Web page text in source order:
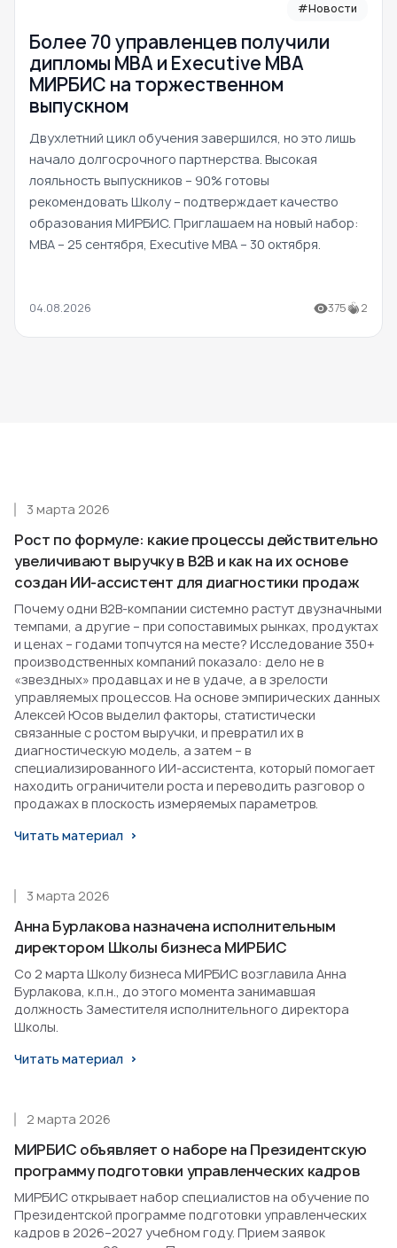
#Новости
Более 70 управленцев получили
дипломы MBA и Executive MBA
МИРБИС на торжественном
выпускном
Двухлетний цикл обучения завершился, но это лишь
начало долгосрочного партнерства. Высокая
лояльность выпускников – 90% готовы
рекомендовать Школу – подтверждает качество
образования МИРБИС. Приглашаем на новый набор:
MBA – 25 сентября, Executive MBA – 30 октября.
04.08.2026 375 2
Рост по формуле: какие процессы действительно
увеличивают выручку в B2B и как на их основе
создан ИИ-ассистент для диагностики продаж
3 марта 2026
Почему одни B2B-компании системно растут двузначными
темпами, а другие – при сопоставимых рынках, продуктах
и ценах – годами топчутся на месте? Исследование 350+
производственных компаний показало: дело не в
«звездных» продавцах и не в удаче, а в зрелости
управляемых процессов. На основе эмпирических данных
Алексей Юсов выделил факторы, статистически
связанные с ростом выручки, и превратил их в
диагностическую модель, а затем – в
специализированного ИИ-ассистента, который помогает
находить ограничители роста и переводить разговор о
продажах в плоскость измеряемых параметров.
Читать материал
Анна Бурлакова назначена исполнительным
директором Школы бизнеса МИРБИС
3 марта 2026
Со 2 марта Школу бизнеса МИРБИС возглавила Анна
Бурлакова, к.п.н., до этого момента занимавшая
должность Заместителя исполнительного директора
Школы.
Читать материал
МИРБИС объявляет о наборе на Президентскую
программу подготовки управленческих кадров
2 марта 2026
МИРБИС открывает набор специалистов на обучение по
Президентской программе подготовки управленческих
кадров в 2026–2027 учебном году. Прием заявок